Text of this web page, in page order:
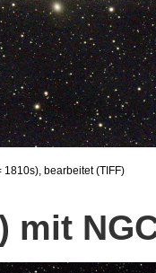
1810s), bearbeitet (TIFF)
mit